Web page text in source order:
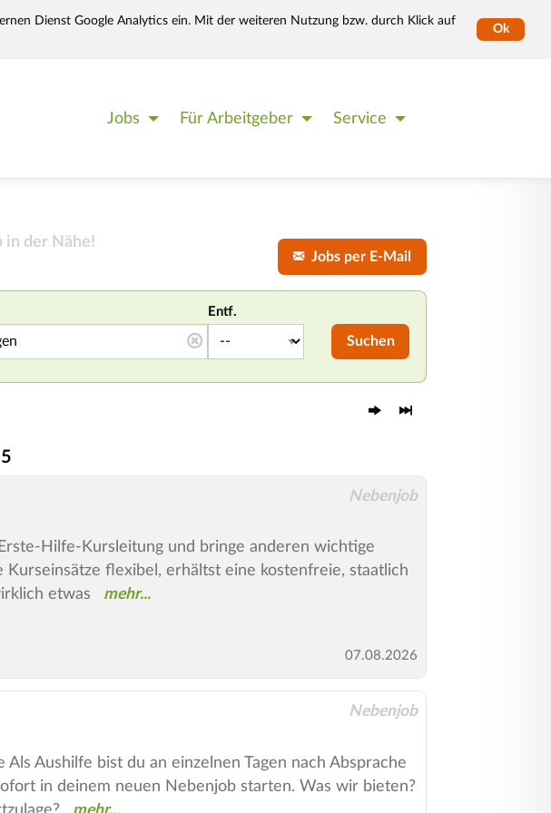
Dienst Google Analytics ein. Mit der weiteren Nutzung bzw. durch Klick auf
Ok
Jobs Für Arbeitgeber Service
in der Nähe!
Jobs per E-Mail
Entf.
Suchen
Nebenjob
Hilfe-Kursleitung und bringe anderen wichtige
flexibel, erhältst eine kostenfreie, staatlich
etwas
07.08.2026
Nebenjob
Aushilfe bist du an einzelnen Tagen nach Absprache
in deinem neuen Nebenjob starten. Was wir bieten?